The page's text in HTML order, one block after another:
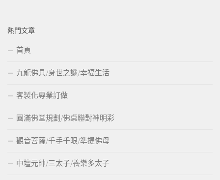
熱門文章
首頁
九龍佛具/身世之謎/幸福生活
客製化專業訂做
圓滿佛堂規劃/佛桌聯對神明彩
觀音菩薩/千手千眼/準提佛母
中壇元帥/三太子/養樂多太子